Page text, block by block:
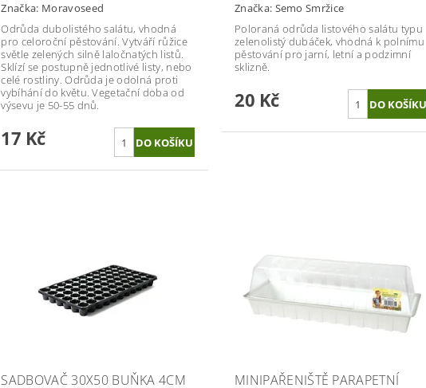
Značka: Moravoseed
Odrůda dubolistého salátu, vhodná
pro celoroční pěstování. Vytváří růžice
světle zelených silně laločnatých listů.
Sklízí se postupně jednotlivé listy, nebo
celé rostliny. Odrůda je odolná proti
vybíhání do květu. Vegetační doba od
výsevu je 50-55 dnů.
17 Kč
Značka: Semo Smržice
Poloraná odrůda listového salátu typu
zelenolistý dubáček, vhodná k polnímu
pěstování pro jarní, letní a podzimní
sklizně.
20 Kč
SADBOVAČ 30X50 BUŇKA 4CM
MINIPAŘENIŠTĚ PARAPETNÍ